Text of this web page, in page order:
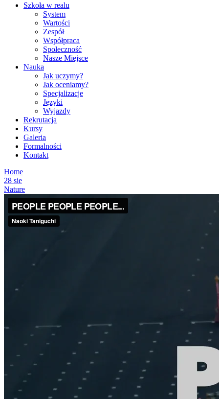
Szkoła w realu
System
Wartości
Zespół
Współpraca
Społeczność
Nasze Miejsce
Nauka
Jak uczymy?
Jak oceniamy?
Specjalizacje
Języki
Wyjazdy
Rekrutacja
Kursy
Galeria
Formalności
Kontakt
Home
28 sie
Nature